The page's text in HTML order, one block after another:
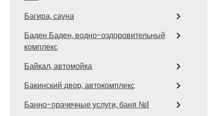
Багира, сауна
Баден Баден, водно-оздоровительный
комплекс
Байкал, автомойка
Бакинский двор, автокомплекс
Банно-прачечные услуги, баня №1